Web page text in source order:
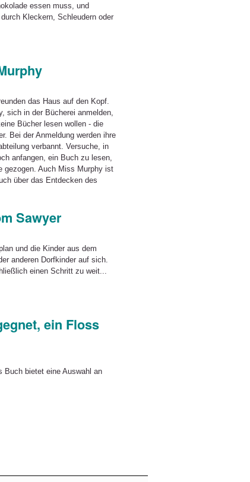
essen muss, und
Kleckern, Schleudern oder
das Haus auf den Kopf.
sich in der Bücherei anmelden,
Bücher lesen wollen - die
Bei der Anmeldung werden ihre
verbannt. Versuche, in
anfangen, ein Buch zu lesen,
gezogen. Auch Miss Murphy ist
über das Entdecken des
Sawyer
und die Kinder aus dem
anderen Dorfkinder auf sich.
einen Schritt zu weit...
ein Floss
Buch bietet eine Auswahl an